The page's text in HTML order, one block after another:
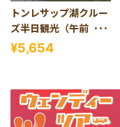
トンレサップ湖クルー
ズ半日観光（午前・午
後発）
¥5,654